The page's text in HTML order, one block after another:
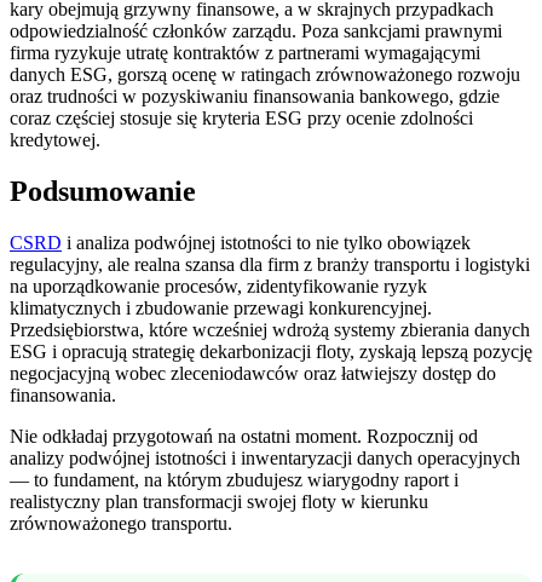
kary obejmują grzywny finansowe, a w skrajnych przypadkach
odpowiedzialność członków zarządu. Poza sankcjami prawnymi
firma ryzykuje utratę kontraktów z partnerami wymagającymi
danych ESG, gorszą ocenę w ratingach zrównoważonego rozwoju
oraz trudności w pozyskiwaniu finansowania bankowego, gdzie
coraz częściej stosuje się kryteria ESG przy ocenie zdolności
kredytowej.
Podsumowanie
CSRD i analiza podwójnej istotności to nie tylko obowiązek
regulacyjny, ale realna szansa dla firm z branży transportu i logistyki
na uporządkowanie procesów, zidentyfikowanie ryzyk
klimatycznych i zbudowanie przewagi konkurencyjnej.
Przedsiębiorstwa, które wcześniej wdrożą systemy zbierania danych
ESG i opracują strategię dekarbonizacji floty, zyskają lepszą pozycję
negocjacyjną wobec zleceniodawców oraz łatwiejszy dostęp do
finansowania.
Nie odkładaj przygotowań na ostatni moment. Rozpocznij od
analizy podwójnej istotności i inwentaryzacji danych operacyjnych
— to fundament, na którym zbudujesz wiarygodny raport i
realistyczny plan transformacji swojej floty w kierunku
zrównoważonego transportu.